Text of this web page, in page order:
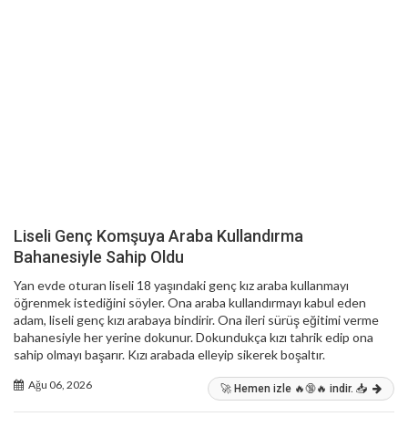
Liseli Genç Komşuya Araba Kullandırma
Bahanesiyle Sahip Oldu
Yan evde oturan liseli 18 yaşındaki genç kız araba kullanmayı
öğrenmek istediğini söyler. Ona araba kullandırmayı kabul eden
adam, liseli genç kızı arabaya bindirir. Ona ileri sürüş eğitimi verme
bahanesiyle her yerine dokunur. Dokundukça kızı tahrik edip ona
sahip olmayı başarır. Kızı arabada elleyip sikerek boşaltır.
Ağu 06, 2026 🚀 Hemen izle 🔥🔞🔥 indir. 📥